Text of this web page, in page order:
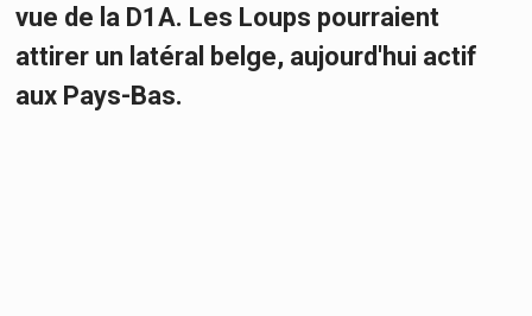
vue de la D1A. Les Loups pourraient
attirer un latéral belge, aujourd'hui actif
aux Pays-Bas.